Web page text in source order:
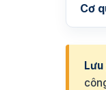
Cơ
Lưu